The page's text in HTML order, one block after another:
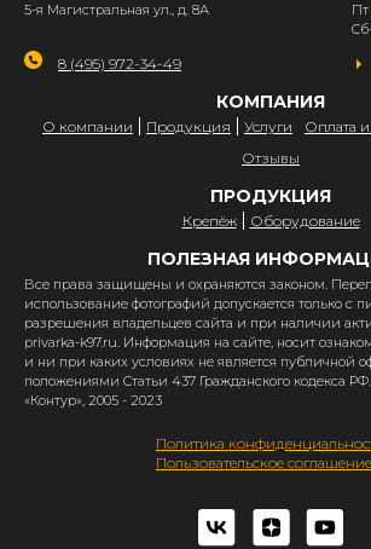
5-я Магистральная ул., д. 8А
Пт
8 (495) 972-34-49
КОМПАНИЯ
О компании Продукция Услуги Оплата и
Отзывы
ПРОДУКЦИЯ
Крепёж Оборудование
ПОЛЕЗНАЯ
Все права защищены и охраняются законом.
использование фотографий допускается только с
разрешения владельцев сайта и при наличии
privarka-k97.ru. Информация на сайте, носит
и ни при каких условиях не является публичной
положениями Статьи 437 Гражданского кодекса
«Контур», 2005 - 2023
Политика
Пользовательское соглашение